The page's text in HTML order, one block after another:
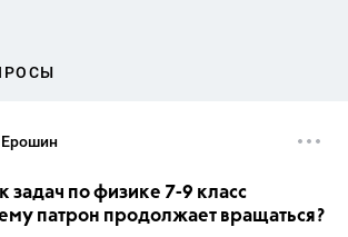
по физике 7-9 класс
патрон продолжает вращаться?